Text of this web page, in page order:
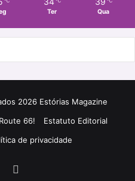
Ter Qua
2026 Estórias Magazine
66!
Estatuto Editorial
de privacidade